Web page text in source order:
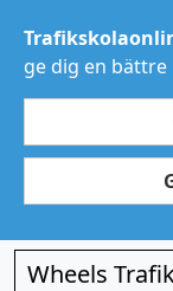
ge dig en bättre
Wheels